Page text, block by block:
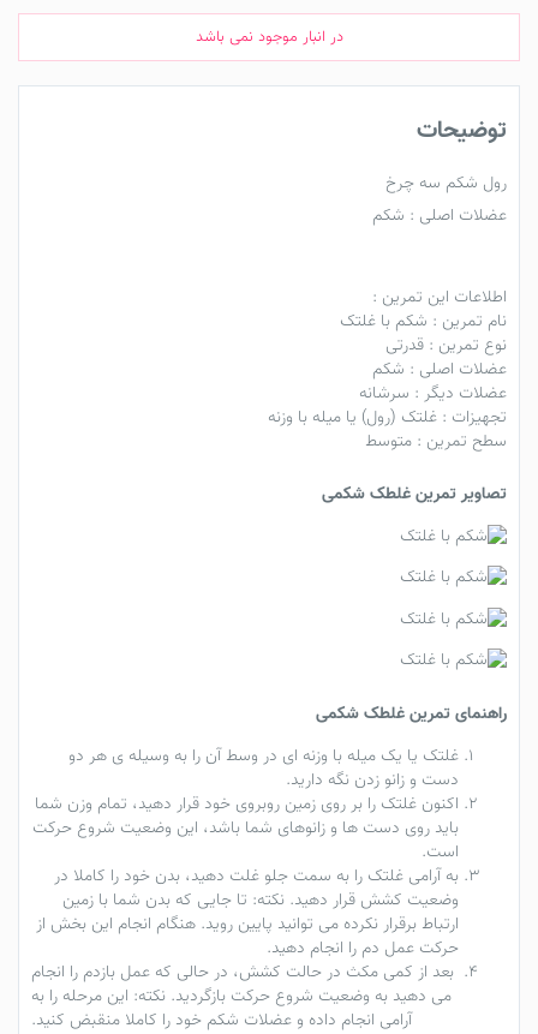
در انبار موجود نمی باشد
توضیحات
رول شکم سه چرخ
عضلات اصلی : شکم
اطلاعات این تمرین :
نام تمرین : شکم با غلتک
نوع تمرین : قدرتی
عضلات اصلی : شکم
عضلات دیگر : سرشانه
تجهیزات : غلتک (رول) یا میله با وزنه
سطح تمرین : متوسط
تصاویر تمرین غلطک شکمی
راهنمای تمرین غلطک شکمی
غلتک یا یک میله با وزنه ای در وسط آن را به وسیله ی هر دو
دست و زانو زدن نگه دارید.
اکنون غلتک را بر روی زمین روبروی خود قرار دهید، تمام وزن شما
باید روی دست ها و زانوهای شما باشد، این وضعیت شروع حرکت
است.
به آرامی غلتک را به سمت جلو غلت دهید، بدن خود را کاملا در
وضعیت کشش قرار دهید. نکته: تا جایی که بدن شما با زمین
ارتباط برقرار نکرده می توانید پایین روید. هنگام انجام این بخش از
حرکت عمل دم را انجام دهید.
بعد از کمی مکث در حالت کشش، در حالی که عمل بازدم را انجام
می دهید به وضعیت شروع حرکت بازگردید. نکته: این مرحله را به
آرامی انجام داده و عضلات شکم خود را کاملا منقبض کنید.